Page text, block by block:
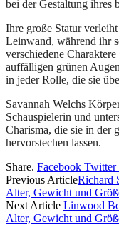
bei der Gestaltung ihres
Ihre große Statur
Leinwand, während ihr
verschiedene
auffälligen grünen
in jeder Rolle, die sie
Savannah Welchs
Schauspielerin und
Charisma, die sie in der
hervorstechen lassen.
Share. Facebook Twitter
Previous ArticleRichard
Alter, Gewicht und
Next Article Linwood
Alter, Gewicht und